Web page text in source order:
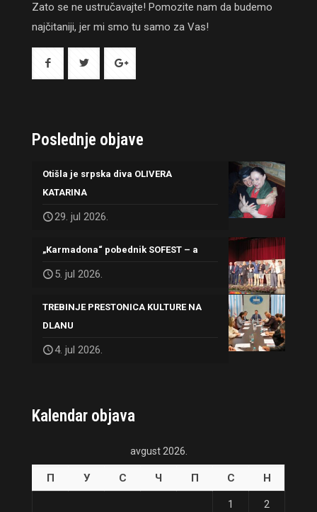
Zato se ne ustručavajte! Pomozite nam da budemo
najčitaniji, jer mi smo tu samo za Vas!
Poslednje objave
Otišla je srpska diva OLIVERA
KATARINA
29. jul 2026.
„Karmadona“ pobednik SOFEST – a
5. jul 2026.
TREBINJE PRESTONICA KULTURE NA
DLANU
4. jul 2026.
Kalendar objava
avgust 2026.
П У С Ч П С Н
1 2